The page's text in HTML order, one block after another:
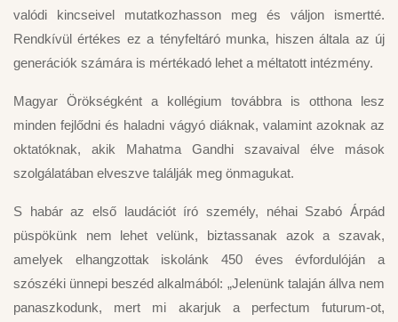
valódi kincseivel mutatkozhasson meg és váljon ismertté.
Rendkívül értékes ez a tényfeltáró munka, hiszen általa az új
generációk számára is mértékadó lehet a méltatott intézmény.
Magyar Örökségként a kollégium továbbra is otthona lesz
minden fejlődni és haladni vágyó diáknak, valamint azoknak az
oktatóknak, akik Mahatma Gandhi szavaival élve mások
szolgálatában elveszve találják meg önmagukat.
S habár az első laudációt író személy, néhai Szabó Árpád
püspökünk nem lehet velünk, biztassanak azok a szavak,
amelyek elhangzottak iskolánk 450 éves évfordulóján a
szószéki ünnepi beszéd alkalmából: „Jelenünk talaján állva nem
panaszkodunk, mert mi akarjuk a perfectum futurum-ot,